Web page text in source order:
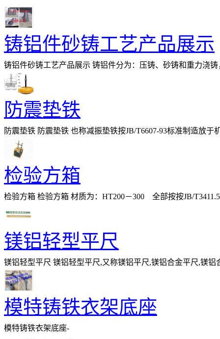
铸铝件砂铸工艺产品展示
铸铝件砂铸工艺产品展示 铸铝件分为：压铸、砂铸和重力浇
防震垫铁
防震垫铁 防震垫铁 也称减振垫铁按JB/T6607-93标准制造放
设备,印刷机械,食品加工机械等
检验方箱
检验方箱 检验方箱 材质为：HT200－300 全部按按JB/
镁铝轻型平尺
镁铝轻型平尺 镁铝轻型平尺,又称镁铝平尺,镁铝合金平尺,镁
计量部门推荐，用于生产轻型平尺，具有
模特铸铁衣架底座
模特铸铁衣架底座-